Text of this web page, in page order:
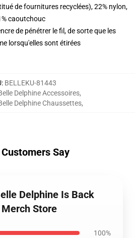
de fournitures recyclées), 22% nylon,
caoutchouc
de pénétrer le fil, de sorte que les
lorsqu'elles sont étirées
: BELLEKU-81443
Delphine Accessoires,
Delphine Chaussettes,
Say
Delphine Is Back
Store
100%